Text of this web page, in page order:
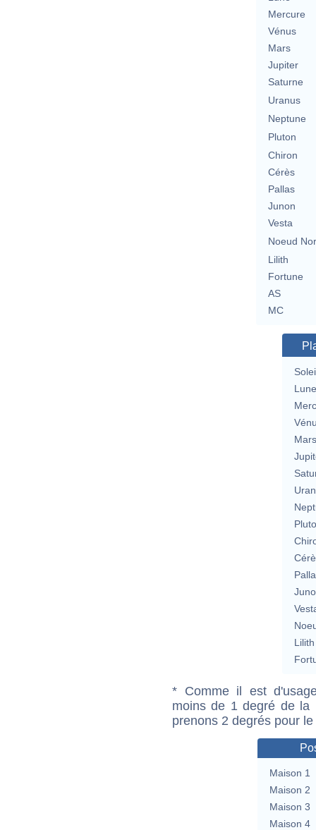
Mercure
Vénus
Mars
Jupiter
Saturne
Uranus
Neptune
Pluton
Chiron
Cérès
Pallas
Junon
Vesta
Noeud
Lilith
Fortune
AS
MC
Lune
Mars
Lilith
* Comme il est
moins de 1 degré de la
prenons 2 degrés pour
Maison 1
Maison 2
Maison 3
Maison 4